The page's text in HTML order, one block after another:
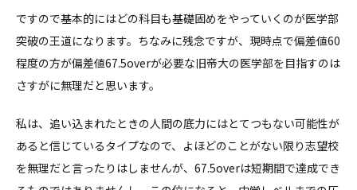
ですので基本的にはどの科目も基礎固めをやっていくのが医学部
突破の王道になります。ちなみに残念ですが、現時点で偏差値60
程度の方が偏差値67.5overが必要な旧帝大の医学部を目指すのは
さすがに無理だと思います。
私は、追い込まれたときの人間の底力にはとてつもない可能性が
あると信じているタイプなので、よほどのことがない限り志望校
を無理だと言ったりはしませんが、67.5overは短期間で達成でき